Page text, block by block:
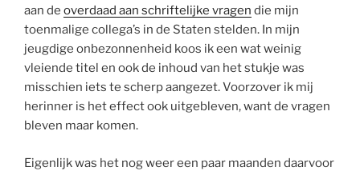
aan de overdaad aan schriftelijke vragen die mijn
toenmalige collega’s in de Staten stelden. In mijn
jeugdige onbezonnenheid koos ik een wat weinig
vleiende titel en ook de inhoud van het stukje was
misschien iets te scherp aangezet. Voorzover ik mij
herinner is het effect ook uitgebleven, want de vragen
bleven maar komen.
Eigenlijk was het nog weer een paar maanden daarvoor